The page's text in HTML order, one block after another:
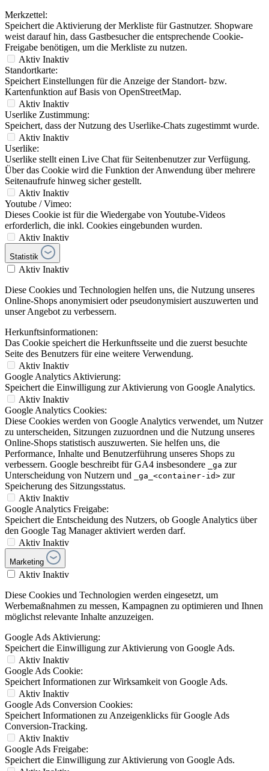
Merkzettel:
Speichert die Aktivierung der Merkliste für Gastnutzer. Shopware
weist darauf hin, dass Gastbesucher die entsprechende Cookie-
Freigabe benötigen, um die Merkliste zu nutzen.
Aktiv Inaktiv
Standortkarte:
Speichert Einstellungen für die Anzeige der Standort- bzw.
Kartenfunktion auf Basis von OpenStreetMap.
Aktiv Inaktiv
Userlike Zustimmung:
Speichert, dass der Nutzung des Userlike-Chats zugestimmt wurde.
Aktiv Inaktiv
Userlike:
Userlike stellt einen Live Chat für Seitenbenutzer zur Verfügung.
Über das Cookie wird die Funktion der Anwendung über mehrere
Seitenaufrufe hinweg sicher gestellt.
Aktiv Inaktiv
Youtube / Vimeo:
Dieses Cookie ist für die Wiedergabe von Youtube-Videos
erforderlich, die inkl. Cookies eingebunden wurden.
Aktiv Inaktiv
Statistik
Aktiv Inaktiv
Diese Cookies und Technologien helfen uns, die Nutzung unseres
Online-Shops anonymisiert oder pseudonymisiert auszuwerten und
unser Angebot zu verbessern.
Herkunftsinformationen:
Das Cookie speichert die Herkunftsseite und die zuerst besuchte
Seite des Benutzers für eine weitere Verwendung.
Aktiv Inaktiv
Google Analytics Aktivierung:
Speichert die Einwilligung zur Aktivierung von Google Analytics.
Aktiv Inaktiv
Google Analytics Cookies:
Diese Cookies werden von Google Analytics verwendet, um Nutzer
zu unterscheiden, Sitzungen zuzuordnen und die Nutzung unseres
Online-Shops statistisch auszuwerten. Sie helfen uns, die
Performance, Inhalte und Benutzerführung unseres Shops zu
verbessern. Google beschreibt für GA4 insbesondere
_ga zur
Unterscheidung von Nutzern und
_ga_<container-id> zur
Speicherung des Sitzungsstatus.
Aktiv Inaktiv
Google Analytics Freigabe:
Speichert die Entscheidung des Nutzers, ob Google Analytics über
den Google Tag Manager aktiviert werden darf.
Aktiv Inaktiv
Marketing
Aktiv Inaktiv
Diese Cookies und Technologien werden eingesetzt, um
Werbemaßnahmen zu messen, Kampagnen zu optimieren und Ihnen
möglichst relevante Inhalte anzuzeigen.
Google Ads Aktivierung:
Speichert die Einwilligung zur Aktivierung von Google Ads.
Aktiv Inaktiv
Google Ads Cookie:
Speichert Informationen zur Wirksamkeit von Google Ads.
Aktiv Inaktiv
Google Ads Conversion Cookies:
Speichert Informationen zu Anzeigenklicks für Google Ads
Conversion-Tracking.
Aktiv Inaktiv
Google Ads Freigabe:
Speichert die Einwilligung zur Aktivierung von Google Ads.